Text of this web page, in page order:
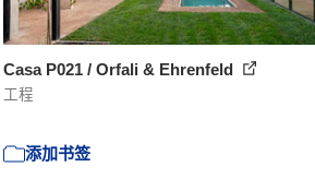
Casa P021 / Orfali & Ehrenfeld
工程
添加书签